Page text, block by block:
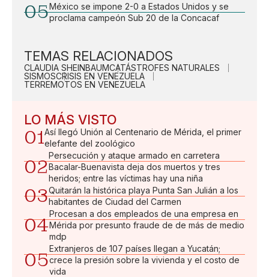
05México se impone 2-0 a Estados Unidos y se
proclama campeón Sub 20 de la Concacaf
TEMAS RELACIONADOS
CLAUDIA SHEINBAUMCATÁSTROFES NATURALES
SISMOSCRISIS EN VENEZUELA
TERREMOTOS EN VENEZUELA
LO MÁS VISTO
01Así llegó Unión al Centenario de Mérida, el primer
elefante del zoológico
02
Persecución y ataque armado en carretera
Bacalar-Buenavista deja dos muertos y tres
heridos; entre las víctimas hay una niña
03Quitarán la histórica playa Punta San Julián a los
habitantes de Ciudad del Carmen
04
Procesan a dos empleados de una empresa en
Mérida por presunto fraude de de más de medio
mdp
05
Extranjeros de 107 países llegan a Yucatán;
crece la presión sobre la vivienda y el costo de
vida